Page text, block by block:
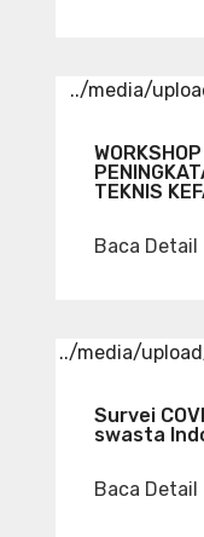
../media/
TEKNIS
Baca Detail
../media/
Survei
swasta
Baca Detail